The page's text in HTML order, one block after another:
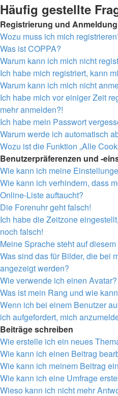
Häufig gestellte
Registrierung und Anmeldung
Wozu muss ich mich
Was ist COPPA?
Warum kann ich mich nicht
Ich habe mich registriert, kann
Warum kann ich mich nicht
Ich habe mich vor einiger Zeit
mehr anmelden?!
Ich habe mein Passwort
Warum werde ich automatisch
Wozu ist die Funktion „Alle
Benutzerpräferenzen und -
Wie kann ich meine
Wie kann ich verhindern, dass
Online-Liste auftaucht?
Die Forenuhr geht falsch!
Ich habe die Zeitzone
noch falsch!
Meine Sprache steht auf
Was sind das für Bilder, die bei
angezeigt werden?
Wie verwende ich einen Avatar?
Was ist mein Rang und wie
Wenn ich bei einem Benutzer
ich aufgefordert, mich
Beiträge schreiben
Wie erstelle ich ein neues
Wie kann ich einen Beitrag
Wie kann ich meinem Beitrag
Wie kann ich eine Umfrage
Wieso kann ich nicht mehr